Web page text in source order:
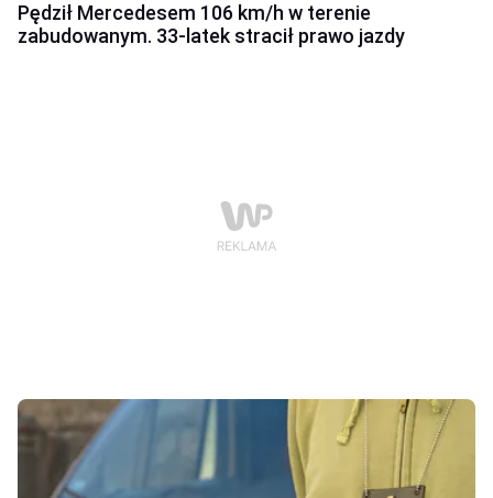
Pędził Mercedesem 106 km/h w terenie
zabudowanym. 33-latek stracił prawo jazdy